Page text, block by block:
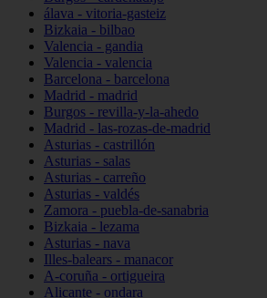
álava - vitoria-gasteiz
Bizkaia - bilbao
Valencia - gandia
Valencia - valencia
Barcelona - barcelona
Madrid - madrid
Burgos - revilla-y-la-ahedo
Madrid - las-rozas-de-madrid
Asturias - castrillón
Asturias - salas
Asturias - carreño
Asturias - valdés
Zamora - puebla-de-sanabria
Bizkaia - lezama
Asturias - nava
Illes-balears - manacor
A-coruña - ortigueira
Alicante - ondara